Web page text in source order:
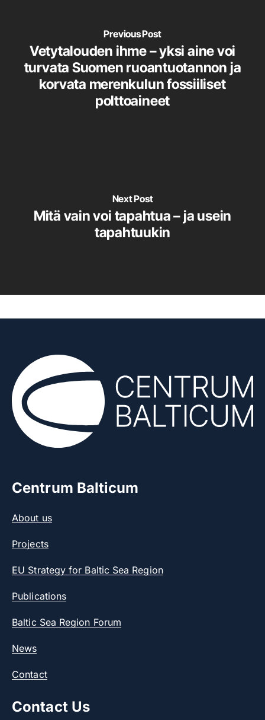
Previous Post
Vetytalouden ihme – yksi aine voi
turvata Suomen ruoantuotannon ja
korvata merenkulun fossiiliset
polttoaineet
Next Post
Mitä vain voi tapahtua – ja usein
tapahtuukin
Centrum Balticum
About us
Projects
EU Strategy for Baltic Sea Region
Publications
Baltic Sea Region Forum
News
Contact
Contact Us